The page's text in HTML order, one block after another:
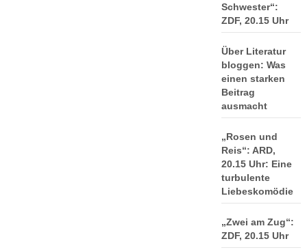
Schwester“:
ZDF, 20.15 Uhr
Über Literatur
bloggen: Was
einen starken
Beitrag
ausmacht
„Rosen und
Reis“: ARD,
20.15 Uhr: Eine
turbulente
Liebeskomödie
„Zwei am Zug“:
ZDF, 20.15 Uhr